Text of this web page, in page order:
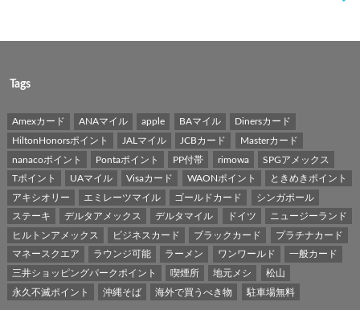
Tags
Amexカード ANAマイル apple BAマイル
Dinersカード
HiltonHonorsポイント
JALマイル JCBカード
Masterカード
nanacoポイント
Pontaポイント PP付帯 rimowa
SPGアメックス
Tポイント
UAマイル Visaカード WAONポイント
ときめきポイント
アキシオリー
エミレーツマイル ゴールドカード
シンガポール
ステーキ
デルタアメックス デルタマイル ドイツ
ニュージーランド
ヒルトンアメックス
ビジネスカード ブラックカード
プラチナカード
マネースクエア
ラウンジ可能 ラーメン ワンワールド
一般カード
三井ショッピングパークポイント
喫煙所 地元メシ
松山
永久不滅ポイント
沖縄そば 海外で買うべき物 駐車場無料